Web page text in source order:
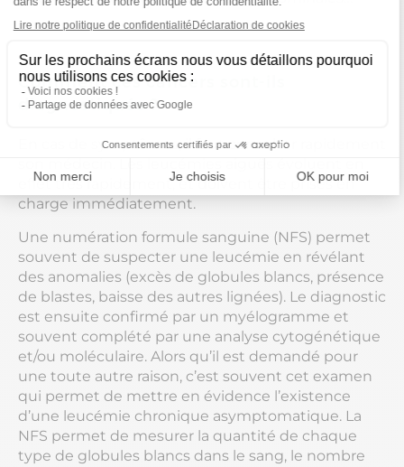
Comment ces cancers sont-ils
diagnostiqués ?
En cas de symptômes, il faut consulter rapidement
effet très rapidement, et doivent être prises en
charge immédiatement.
Une numération formule sanguine (NFS) permet
souvent de suspecter une leucémie en révélant
des anomalies (excès de globules blancs, présence
de blastes, baisse des autres lignées). Le diagnostic
est ensuite confirmé par un myélogramme et
souvent complété par une analyse cytogénétique
et/ou moléculaire. Alors qu’il est demandé pour
une toute autre raison, c’est souvent cet examen
qui permet de mettre en évidence l’existence
d’une leucémie chronique asymptomatique. La
NFS permet de mesurer la quantité de chaque
type de globules blancs dans le sang, le nombre